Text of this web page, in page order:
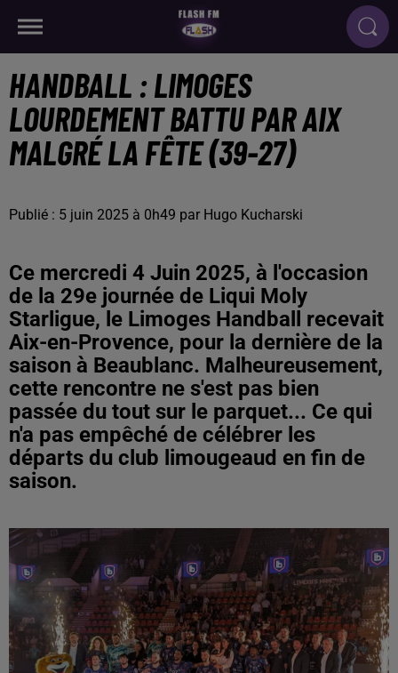
HANDBALL : LIMOGES
LOURDEMENT BATTU PAR AIX
MALGRÉ LA FÊTE (39-27)
Publié : 5 juin 2025 à 0h49 par Hugo Kucharski
Ce mercredi 4 Juin 2025, à l'occasion
de la 29e journée de Liqui Moly
Starligue, le Limoges Handball recevait
Aix-en-Provence, pour la dernière de la
saison à Beaublanc. Malheureusement,
cette rencontre ne s'est pas bien
passée du tout sur le parquet... Ce qui
n'a pas empêché de célébrer les
départs du club limougeaud en fin de
saison.